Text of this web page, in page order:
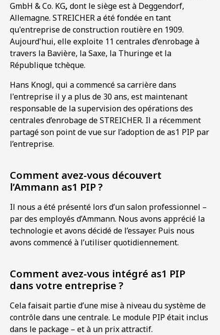
1 23 4
GmbH & Co. KG, dont le siège est à Deggendorf,
Allemagne. STREICHER a été fondée en tant
qu'entreprise de construction routière en 1909.
Aujourd'hui, elle exploite 11 centrales d’enrobage à
travers la Bavière, la Saxe, la Thuringe et la
République tchèque.
Hans Knogl, qui a commencé sa carrière dans
l'entreprise il y a plus de 30 ans, est maintenant
responsable de la supervision des opérations des
centrales d’enrobage de STREICHER. Il a récemment
partagé son point de vue sur l’adoption de as1 PIP par
l’entreprise.
Comment avez-vous découvert
l’Ammann as1 PIP ?
Il nous a été présenté lors d’un salon professionnel –
par des employés d’Ammann. Nous avons apprécié la
technologie et avons décidé de l’essayer. Puis nous
avons commencé à l’utiliser quotidiennement.
Comment avez-vous intégré as1 PIP
dans votre entreprise ?
Cela faisait partie d’une mise à niveau du système de
contrôle dans une centrale. Le module PIP était inclus
dans le package – et à un prix attractif.